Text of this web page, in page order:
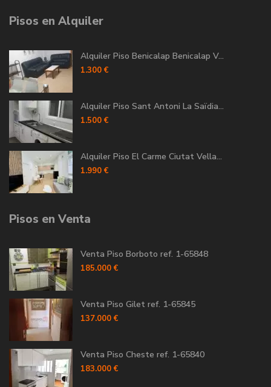
Pisos en Alquiler
Alquiler Piso Benicalap Benicalap V...
1.300 €
Alquiler Piso Sant Antoni La Saïdia...
1.500 €
Alquiler Piso El Carme Ciutat Vella...
1.990 €
Pisos en Venta
Venta Piso Borboto ref. 1-65848
185.000 €
Venta Piso Gilet ref. 1-65845
137.000 €
Venta Piso Cheste ref. 1-65840
183.000 €